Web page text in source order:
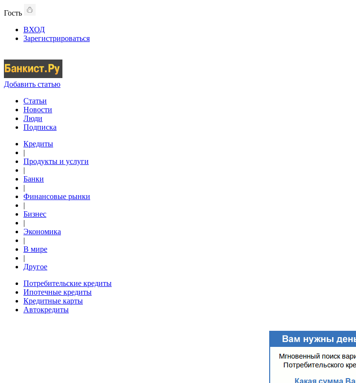
Гость
ВХОД
Зарегистрироваться
Добавить статью
Статьи
Новости
Люди
Подписка
Кредиты
|
Продукты и услуги
|
Банки
|
Финансовые рынки
|
Бизнес
|
Экономика
|
В мире
|
Другое
Потребительские кредиты
Ипотечные кредиты
Кредитные карты
Автокредиты